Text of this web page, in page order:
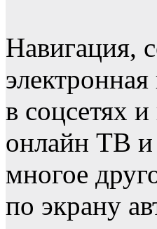
Навигация,
в соцсетях
онлайн ТВ и
многое
по экрану